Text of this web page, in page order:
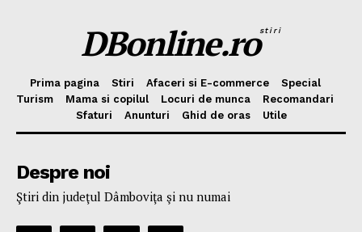
DBonline.rostiri
Prima pagina Stiri Afaceri si E-commerce
Special
Turism
Mama si copilul Locuri de munca
Recomandari
Sfaturi
Anunturi Ghid de oras Utile
Despre noi
Ştiri din judeţul Dâmboviţa şi nu numai